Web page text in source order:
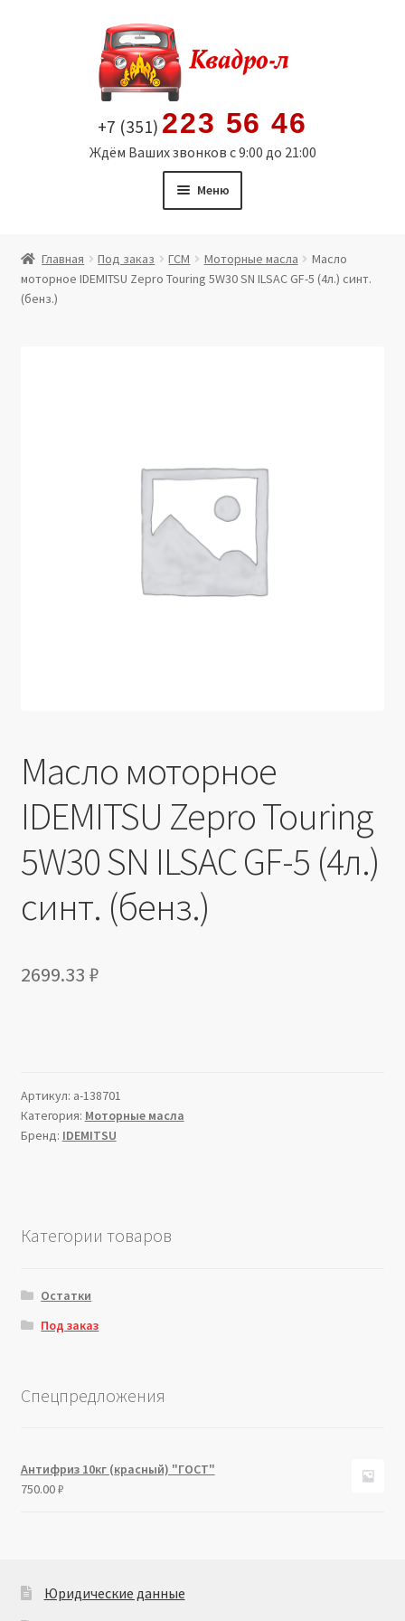
содержимому
+7 (351) 223 56 46
Ждём Ваших звонков с 9:00 до 21:00
Меню
Витрина
Главная Под заказ ГСМ Моторные масла
Масло
моторное IDEMITSU Zepro Touring 5W30 SN ILSAC GF-5 (4л.) синт.
(бенз.)
Масло моторное
IDEMITSU Zepro Touring
5W30 SN ILSAC GF-5 (4л.)
синт. (бенз.)
2699.33 ₽
Артикул: a-138701
Категория: Моторные масла
Бренд: IDEMITSU
Категории товаров
Остатки
Под заказ
Спецпредложения
Антифриз 10кг (красный) "ГОСТ"
750.00₽
Юридические данные